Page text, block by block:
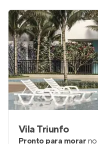
Vila Triunfo
Pronto para morar no